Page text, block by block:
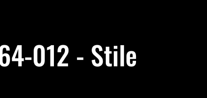
012 - Stile